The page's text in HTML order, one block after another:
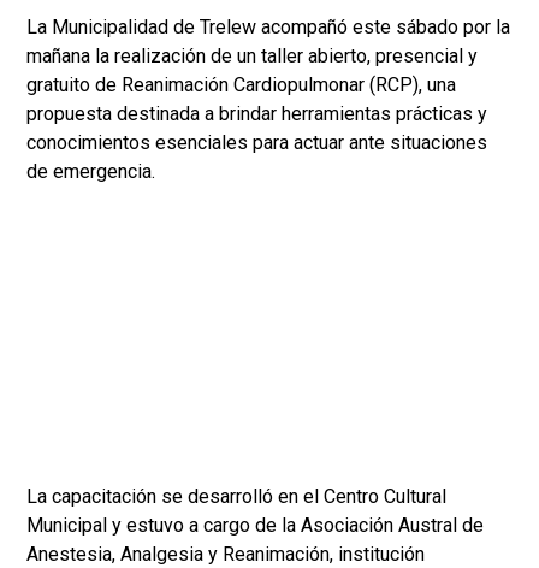
La Municipalidad de Trelew acompañó este sábado por la
mañana la realización de un taller abierto, presencial y
gratuito de Reanimación Cardiopulmonar (RCP), una
propuesta destinada a brindar herramientas prácticas y
conocimientos esenciales para actuar ante situaciones
de emergencia.
La capacitación se desarrolló en el Centro Cultural
Municipal y estuvo a cargo de la Asociación Austral de
Anestesia, Analgesia y Reanimación, institución